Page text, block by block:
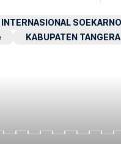
INTERNASIONAL
KABUPATEN